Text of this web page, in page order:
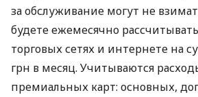
за обслуживание могут не
будете ежемесячно
торговых сетях и интернете на
грн в месяц. Учитываются
премиальных карт: основных,